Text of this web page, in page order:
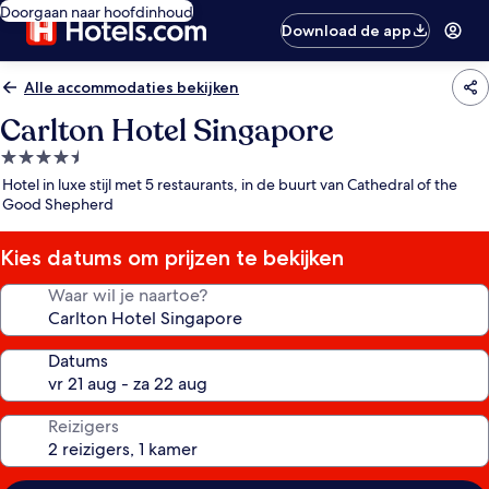
Doorgaan naar hoofdinhoud
Download de app
Alle accommodaties bekijken
Carlton Hotel Singapore
4.5-
sterrenaccommodatie
Hotel in luxe stijl met 5 restaurants, in de buurt van Cathedral of the
Good Shepherd
Kies datums om prijzen te bekijken
Waar wil je naartoe?
Datums
Reizigers